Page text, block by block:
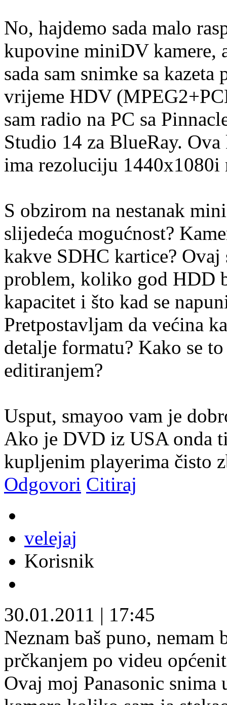
No, hajdemo sada malo
kupovine miniDV kamere,
sada sam snimke sa
vrijeme HDV
sam radio na PC sa
Studio 14 za BlueRay.
ima rezoluciju 1440x1080i
S obzirom na nestanak
slijedeća mogućnost?
kakve SDHC kartice?
problem, koliko god HDD
kapacitet i što kad se
Pretpostavljam da većina
detalje formatu? Kako se
editiranjem?
Usput, smayoo vam je
Ako je DVD iz USA onda
kupljenim playerima čisto
Odgovori Citiraj
velejaj
Korisnik
30.01.2011 | 17:45
Neznam baš puno, nemam
prčkanjem po videu
Ovaj moj Panasonic snima